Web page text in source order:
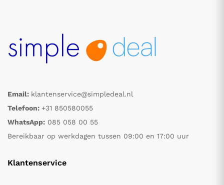
Email: klantenservice@simpledeal.nl
Telefoon: +31 850580055
WhatsApp: 085 058 00 55
Bereikbaar op werkdagen tussen 09:00 en 17:00 uur
Klantenservice